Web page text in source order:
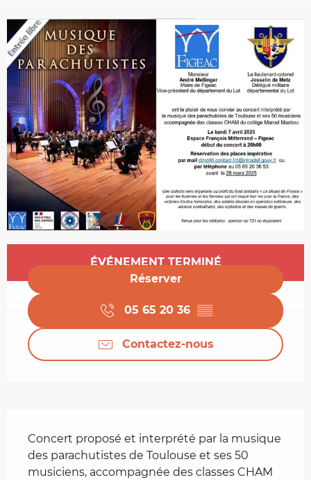
Ouverture et coordonnées
ÉVÉNEMENT TERMINÉ
Réserver
05 65 20 36 ▒▒
Contactez-nous
Concert proposé et interprété par la musique
des parachutistes de Toulouse et ses 50
musiciens, accompagnée des classes CHAM